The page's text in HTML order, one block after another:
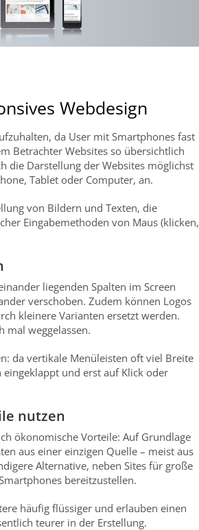
Webdesign
da User mit Smartphones fast
Betrachter Websites so übersichtlich
die Darstellung der Websites möglichst
Tablet oder Computer, an.
von Bildern und Texten, die
Eingabemethoden von Maus (klicken,
liegenden Spalten im Screen
verschoben. Zudem können Logos
kleinere Varianten ersetzt werden.
mal weggelassen.
da vertikale Menüleisten oft viel Breite
und erst auf Klick oder
nutzen
ökonomische Vorteile: Auf Grundlage
aus einer einzigen Quelle – meist aus
Alternative, neben Sites für große
bereitzustellen.
häufig flüssiger und erlauben einen
teurer in der Erstellung.